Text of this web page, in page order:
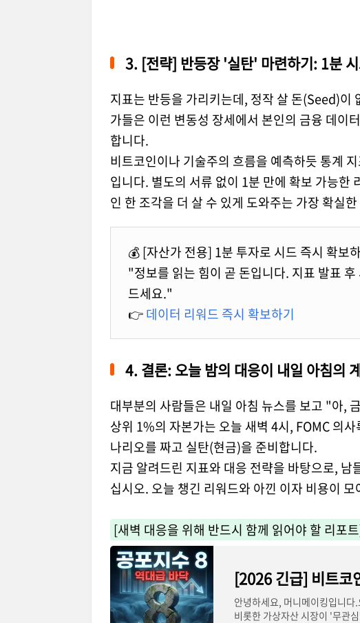
3. [전략] 반등장 '실탄' 마련하기: 1분
지표는 반등을 가리키는데, 정작 살 돈(Seed)
가들은 이런 변동성 장세에서 본인의 금융 데이
합니다.
비트코인이나 기술주의 흐름을 예측하듯 통계
입니다. 별도의 서류 없이 1분 만에 확보 가능
인 한 조각을 더 살 수 있게 도와주는 가장 확실
💰 [자산가 전용] 1분 투자로 시드 즉시 확보
"정보를 읽는 힘이 곧 돈입니다. 지표 발표
드세요."
👉데이터 리워드 즉시 확보하기
4. 결론: 오늘 밤의 대응이 내일 아침의
대부분의 사람들은 내일 아침 뉴스를 보고 "아,
상위 1%의 자본가는 오늘 새벽 4시, FOMC 의
나리오를 짜고 실탄(현금)을 준비합니다.
지금 알려드린 지표와 대응 전략을 바탕으로,
십시오. 오늘 챙긴 리워드와 아낀 이자 비용이
[새벽 대응을 위해 반드시 함께 읽어야 할 리포
안녕하세요, 머니메이킹입니
비롯한 가상자산 시장이 '무관